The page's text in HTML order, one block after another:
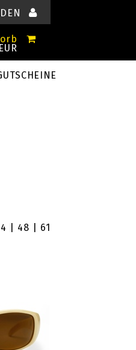
| 48 61